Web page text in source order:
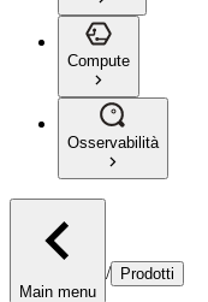
Compute
Osservabilità
Main menu
/ Prodotti